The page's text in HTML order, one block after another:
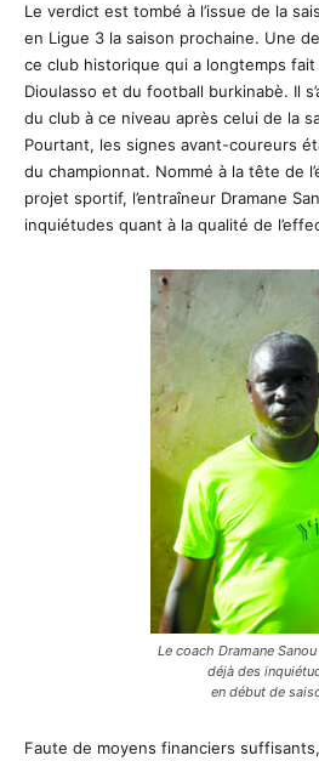
Le verdict est tombé à l’issue de la
en Ligue 3 la saison prochaine. Une
ce club historique qui a longtemps
Dioulasso et du football burkinabè. Il
du club à ce niveau après celui de la
Pourtant, les signes avant-coureurs
du championnat. Nommé à la tête de
projet sportif, l’entraîneur Dramane
inquiétudes quant à la qualité de
Le coach Dramane
déjà des
en début de
Faute de moyens financiers